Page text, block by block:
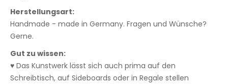
Herstellungsart:
Handmade - made in Germany. Fragen und Wünsche?
Gerne.
Gut zu wissen:
♥ Das Kunstwerk lässt sich auch prima auf den
Schreibtisch, auf Sideboards oder in Regale stellen